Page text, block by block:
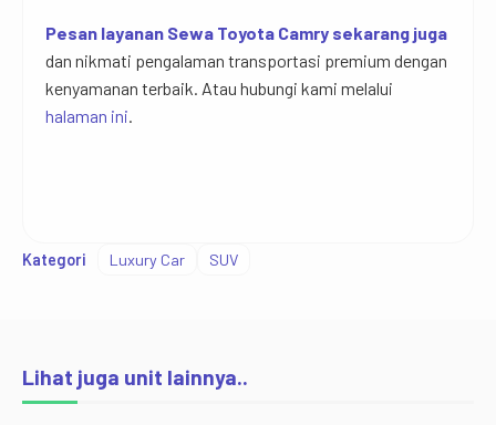
Pesan layanan Sewa Toyota Camry sekarang juga
dan nikmati pengalaman transportasi premium dengan
kenyamanan terbaik. Atau hubungi kami melalui
halaman ini.
Kategori Luxury Car SUV
Lihat juga unit lainnya..